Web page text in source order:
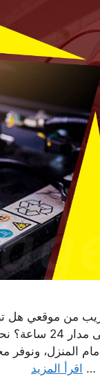
فريب من موقعي
سيارات متنقلة
المنزل، ونوفر
… اقرأ المزيد